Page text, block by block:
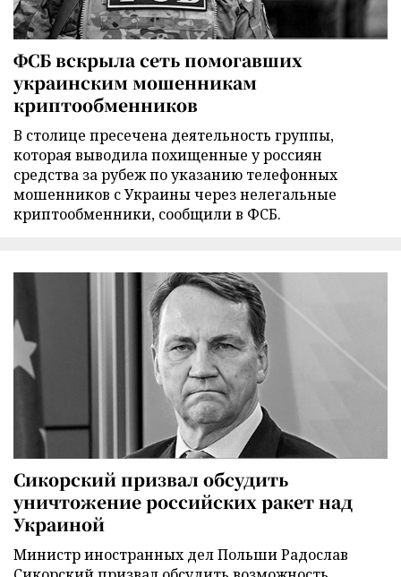
ФСБ вскрыла сеть помогавших
украинским мошенникам
криптообменников
В столице пресечена деятельность группы,
которая выводила похищенные у россиян
средства за рубеж по указанию телефонных
мошенников с Украины через нелегальные
криптообменники, сообщили в ФСБ.
Сикорский призвал обсудить
уничтожение российских ракет над
Украиной
Министр иностранных дел Польши Радослав